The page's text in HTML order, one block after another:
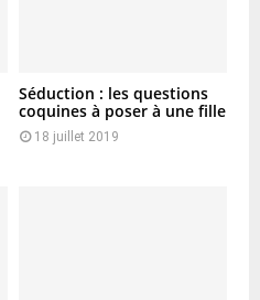
Séduction : les questions
coquines à poser à une fille
18 juillet 2019